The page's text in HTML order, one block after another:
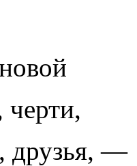
черти,
друзья, —